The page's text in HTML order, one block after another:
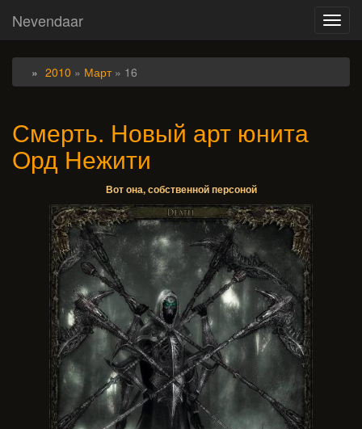
Nevendaar
2010 » Март » 16
Смерть. Новый арт юнита
Орд Нежити
Вот она, собственной персоной